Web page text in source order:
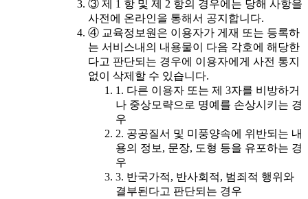
③ 제 1 항 및 제 2 항의 경우에는 당해 사항을
사전에 온라인을 통해서 공지합니다.
④ 교육정보원은 이용자가 게재 또는 등록하
는 서비스내의 내용물이 다음 각호에 해당한
다고 판단되는 경우에 이용자에게 사전 통지
없이 삭제할 수 있습니다.
1. 다른 이용자 또는 제 3자를 비방하거
나 중상모략으로 명예를 손상시키는 경
우
2. 공공질서 및 미풍양속에 위반되는 내
용의 정보, 문장, 도형 등을 유포하는 경
우
3. 반국가적, 반사회적, 범죄적 행위와
결부된다고 판단되는 경우